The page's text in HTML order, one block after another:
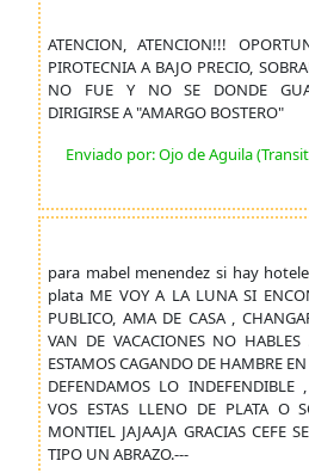
ATENCION, ATENCION!!!
PIROTECNIA A BAJO PRECIO,
NO FUE Y NO SE DONDE
DIRIGIRSE A "AMARGO BOSTERO"
Enviado por: Ojo de Aguila
para mabel menendez si hay
plata ME VOY A LA LUNA SI
PUBLICO, AMA DE CASA ,
VAN DE VACACIONES NO
ESTAMOS CAGANDO DE HAMBRE
DEFENDAMOS LO INDEFENDIBLE
VOS ESTAS LLENO DE PLATA O
MONTIEL JAJAAJA GRACIAS CEFE
TIPO UN ABRAZO.---